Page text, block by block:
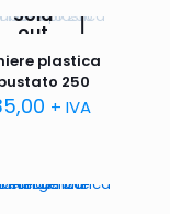
Sold
out
plastica
250
+ IVA